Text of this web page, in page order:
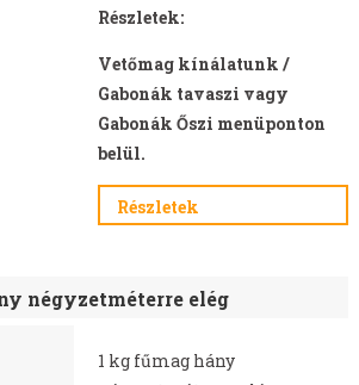
Részletek:
Vetőmag kínálatunk /
Gabonák tavaszi vagy
Gabonák Őszi menüponton
belül.
Részletek
négyzetméterre elég
1 kg fűmag hány